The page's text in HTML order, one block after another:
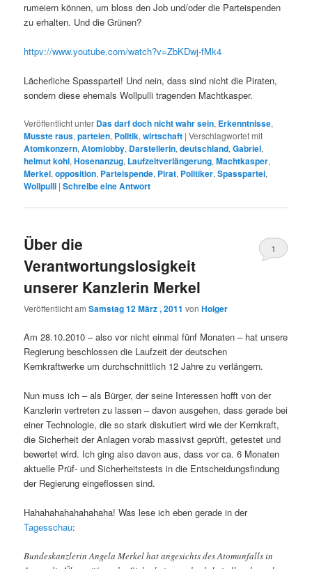
rumeiern können, um bloss den Job und/oder die Parteispenden
zu erhalten. Und die Grünen?
httpv://www.youtube.com/watch?v=ZbKDwj-fMk4
Lächerliche Spasspartei! Und nein, dass sind nicht die Piraten,
sondern diese ehemals Wollpulli tragenden Machtkasper.
Veröffentlicht unter Das darf doch nicht wahr sein, Erkenntnisse,
Musste raus,parteien, Politik,wirtschaft |Verschlagwortet mit
Atomkonzern,Atomlobby, Darstellerin,deutschland,Gabriel,
helmut kohl,Hosenanzug, Laufzeitverlängerung,Machtkasper,
Merkel,opposition, Parteispende, Pirat, Politiker,Spasspartei,
Wollpulli |Schreibe eine Antwort
Über die
Verantwortungslosigkeit
unserer Kanzlerin Merkel
Veröffentlicht amSamstag 12 März , 2011 vonHolger
1
Am 28.10.2010 – also vor nicht einmal fünf Monaten – hat unsere
Regierung beschlossen die Laufzeit der deutschen
Kernkraftwerke um durchschnittlich 12 Jahre zu verlängern.
Nun muss ich – als Bürger, der seine Interessen hofft von der
Kanzlerin vertreten zu lassen – davon ausgehen, dass gerade bei
einer Technologie, die so stark diskutiert wird wie der Kernkraft,
die Sicherheit der Anlagen vorab massivst geprüft, getestet und
bewertet wird. Ich ging also davon aus, dass vor ca. 6 Monaten
aktuelle Prüf- und Sicherheitstests in die Entscheidungsfindung
der Regierung eingeflossen sind.
Hahahahahahahahaha! Was lese ich eben gerade in der
Tagesschau:
Bundeskanzlerin Angela Merkel hat angesichts des Atomunfalls in